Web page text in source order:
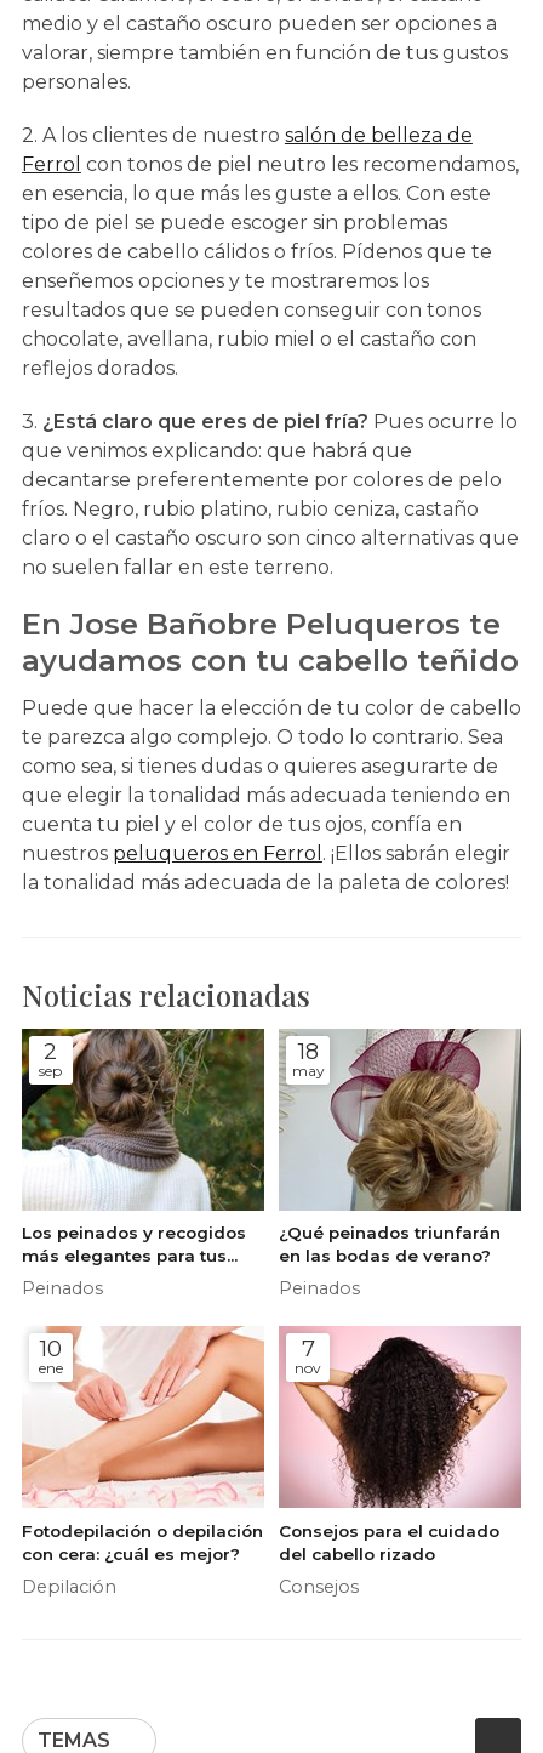
TEMAS
medio y el castaño oscuro pueden ser opciones a
valorar, siempre también en función de tus gustos
personales.
2. A los clientes de nuestro salón de belleza de
Ferrol con tonos de piel neutro les recomendamos,
en esencia, lo que más les guste a ellos. Con este
tipo de piel se puede escoger sin problemas
colores de cabello cálidos o fríos. Pídenos que te
enseñemos opciones y te mostraremos los
resultados que se pueden conseguir con tonos
chocolate, avellana, rubio miel o el castaño con
reflejos dorados.
3. ¿Está claro que eres de piel fría? Pues ocurre lo
que venimos explicando: que habrá que
decantarse preferentemente por colores de pelo
fríos. Negro, rubio platino, rubio ceniza, castaño
claro o el castaño oscuro son cinco alternativas que
no suelen fallar en este terreno.
En Jose Bañobre Peluqueros te
ayudamos con tu cabello teñido
Puede que hacer la elección de tu color de cabello
te parezca algo complejo. O todo lo contrario. Sea
como sea, si tienes dudas o quieres asegurarte de
que elegir la tonalidad más adecuada teniendo en
cuenta tu piel y el color de tus ojos, confía en
nuestros peluqueros en Ferrol . ¡Ellos sabrán elegir
la tonalidad más adecuada de la paleta de colores!
Noticias relacionadas
2
sep
Los peinados y recogidos
más elegantes para tus
eventos de otoño
Peinados
18
may
¿Qué peinados triunfarán
en las bodas de verano?
Peinados
10
ene
Fotodepilación o depilación
con cera: ¿cuál es mejor?
Depilación
7
nov
Consejos para el cuidado
del cabello rizado
Consejos